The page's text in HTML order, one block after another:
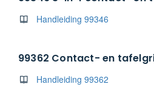
Handleiding 99346
99362 Contact- en
Handleiding 99362